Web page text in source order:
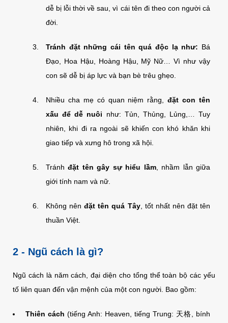
dễ bị lỗi thời về sau, vì cái tên đi theo con người cả
đời.
Tránh đặt những cái tên quá độc lạ như: Bá
Đạo, Hoa Hậu, Hoàng Hậu, Mỹ Nữ… Vì như vậy
con sẽ dễ bị áp lực và bạn bè trêu ghẹo.
Nhiều cha mẹ có quan niệm rằng,đặt con tên
xấu để dễ nuôi như: Tủn, Thủng, Lủng,… Tuy
nhiên, khi đi ra ngoài sẽ khiến con khó khăn khi
giao tiếp và xưng hô trong xã hội.
Tránhđặt tên gây sự hiểu lầm, nhầm lẫn giữa
giới tính nam và nữ.
Không nênđặt tên quá Tây, tốt nhất nên đặt tên
thuần Việt.
2 - Ngũ cách là gì?
Ngũ cách là năm cách, đại diện cho tổng thể toàn bộ các yếu
tố liên quan đến vận mệnh của một con người. Bao gồm:
Thiên cách (tiếng Anh: Heaven, tiếng Trung: 天格, bính